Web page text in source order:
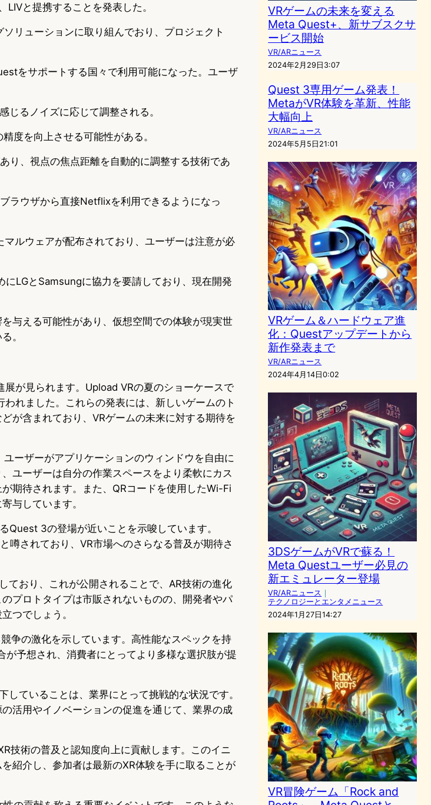
と提携することを発表した。
リューションに取り組んでおり、プロジェクト
をサポートする国々で利用可能になった。ユーザ
るノイズに応じて調整される。
度を向上させる可能性がある。
り、視点の焦点距離を自動的に調整する技術であ
ラウザから直接Netflixを利用できるようになっ
ルウェアが配布されており、ユーザーは注意が必
LGとSamsungに協力を要請しており、現在開発
与える可能性があり、仮想空間での体験が現実世
。
が見られます。Upload VRの夏のショーケースで
れました。これらの発表には、新しいゲームのト
が含まれており、VRゲームの未来に対する期待を
ーザーがアプリケーションのウィンドウを自由に
ユーザーは自分の作業スペースをより柔軟にカス
期待されます。また、QRコードを使用したWi-Fi
与しています。
Quest 3の登場が近いことを示唆しています。
噂されており、VR市場へのさらなる普及が期待さ
ており、これが公開されることで、AR技術の進化
プロトタイプは市販されないものの、開発者やパ
つでしょう。
争の激化を示しています。高性能なスペックを持
予想され、消費者にとってより多様な選択肢が提
ていることは、業界にとって挑戦的な状況です。
活用やイノベーションの促進を通じて、業界の成
技術の普及と認知度向上に貢献します。このイニ
紹介し、参加者は最新のXR体験を手に取ることが
VRゲームの未来を変える
Meta Quest+、新サブスクサ
ービス開始
VR/ARニュース
2024年2月29日3:07
Quest 3専用ゲーム発表！
MetaがVR体験を革新、性能
大幅向上
VR/ARニュース
2024年5月5日21:01
VRゲーム＆ハードウェア進
化：Questアップデートから
新作発表まで
VR/ARニュース
2024年4月14日0:02
3DSゲームがVRで蘇る！
Meta Questユーザー必見の
新エミュレーター登場
VR/ARニュース ｜
テクノロジーとエンタメニュース
2024年1月27日14:27
VR冒険ゲーム「Rock and